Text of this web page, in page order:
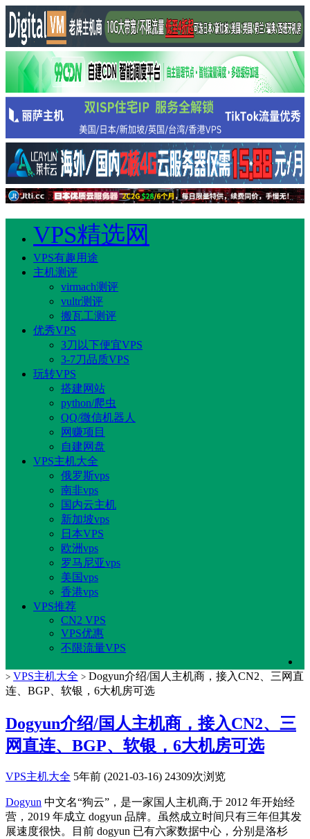
VPS精选网
VPS有趣用途
主机测评
virmach测评
vultr测评
搬瓦工测评
优秀VPS
3刀以下便宜VPS
3-7刀品质VPS
玩转VPS
搭建网站
python/爬虫
QQ/微信机器人
网赚项目
自建网盘
VPS主机大全
俄罗斯vps
南非vps
国内云主机
新加坡vps
日本VPS
欧洲vps
罗马尼亚vps
美国vps
香港vps
VPS推荐
CN2 VPS
VPS优惠
不限流量VPS
> VPS主机大全 > Dogyun介绍/国人主机商，接入CN2、三网直
连、BGP、软银，6大机房可选
Dogyun介绍/国人主机商，接入CN2、三
网直连、BGP、软银，6大机房可选
VPS主机大全 5年前 (2021-03-16) 24309次浏览
Dogyun 中文名“狗云”，是一家国人主机商,于 2012 年开始经
营，2019 年成立 dogyun 品牌。虽然成立时间只有三年但其发
展速度很快。目前 dogyun 已有六家数据中心，分别是洛杉